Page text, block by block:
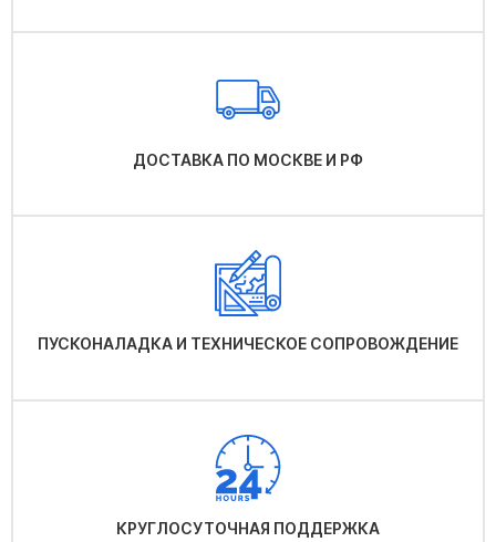
ДОСТАВКА ПО МОСКВЕ И РФ
ПУСКОНАЛАДКА И ТЕХНИЧЕСКОЕ СОПРОВОЖДЕНИЕ
КРУГЛОСУТОЧНАЯ ПОДДЕРЖКА